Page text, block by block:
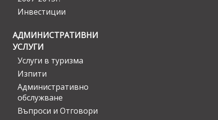
Инвестиции
АДМИНИСТРАТИВНИ
УСЛУГИ
Услуги в туризма
Изпити
Административно
обслужване
Въпроси и Отговори